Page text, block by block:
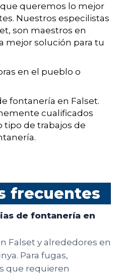
queremos lo mejor
Nuestros especilistas
son maestros en
mejor solución para tu
en el pueblo o
fontanería en Falset.
cualificados
tipo de trabajos de
frecuentes
de fontanería en
Falset y alrededores en
Para fugas,
que requieren